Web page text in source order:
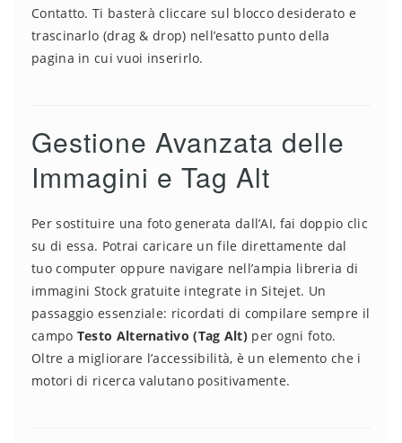
Contatto. Ti basterà cliccare sul blocco desiderato e
trascinarlo (drag & drop) nell’esatto punto della
pagina in cui vuoi inserirlo.
Gestione Avanzata delle
Immagini e Tag Alt
Per sostituire una foto generata dall’AI, fai doppio clic
su di essa. Potrai caricare un file direttamente dal
tuo computer oppure navigare nell’ampia libreria di
immagini Stock gratuite integrate in Sitejet. Un
passaggio essenziale: ricordati di compilare sempre il
campo Testo Alternativo (Tag Alt)per ogni foto.
Oltre a migliorare l’accessibilità, è un elemento che i
motori di ricerca valutano positivamente.